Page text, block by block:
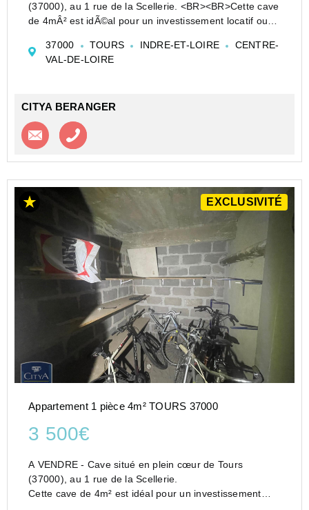
(37000), au 1 rue de la Scellerie. <BR><BR>Cette cave
de 4mÂ² est idÃ©al pour un investissement locatif ou
situÃ©e dans un quartier dynamique et reche...
37000 TOURS INDRE-ET-LOIRE
CENTRE-
VAL-DE-LOIRE
CITYA BERANGER
Contacter l'agence
EXCLUSIVITÉ
Appartement 1 pièce 4m² TOURS 37000
3 500€
A VENDRE - Cave situé en plein cœur de Tours
(37000), au 1 rue de la Scellerie.
Cette cave de 4m² est idéal pour un investissement